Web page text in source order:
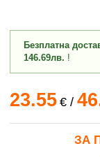
Безплатна
146.69лв. !
23.55 €/
ЗА